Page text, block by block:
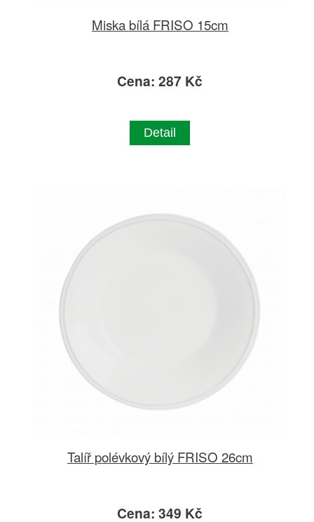
Miska bílá FRISO 15cm
Cena: 287 Kč
Detail
Talíř polévkový bílý FRISO 26cm
Cena: 349 Kč